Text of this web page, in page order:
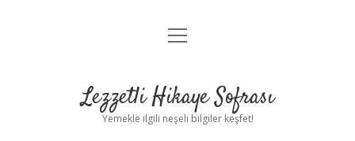
Anasayfa
Yasal Uyarı
menüyü
Lezzetli Hikaye Sofrası
Yemekle ilgili neşeli bilgiler keşfet!